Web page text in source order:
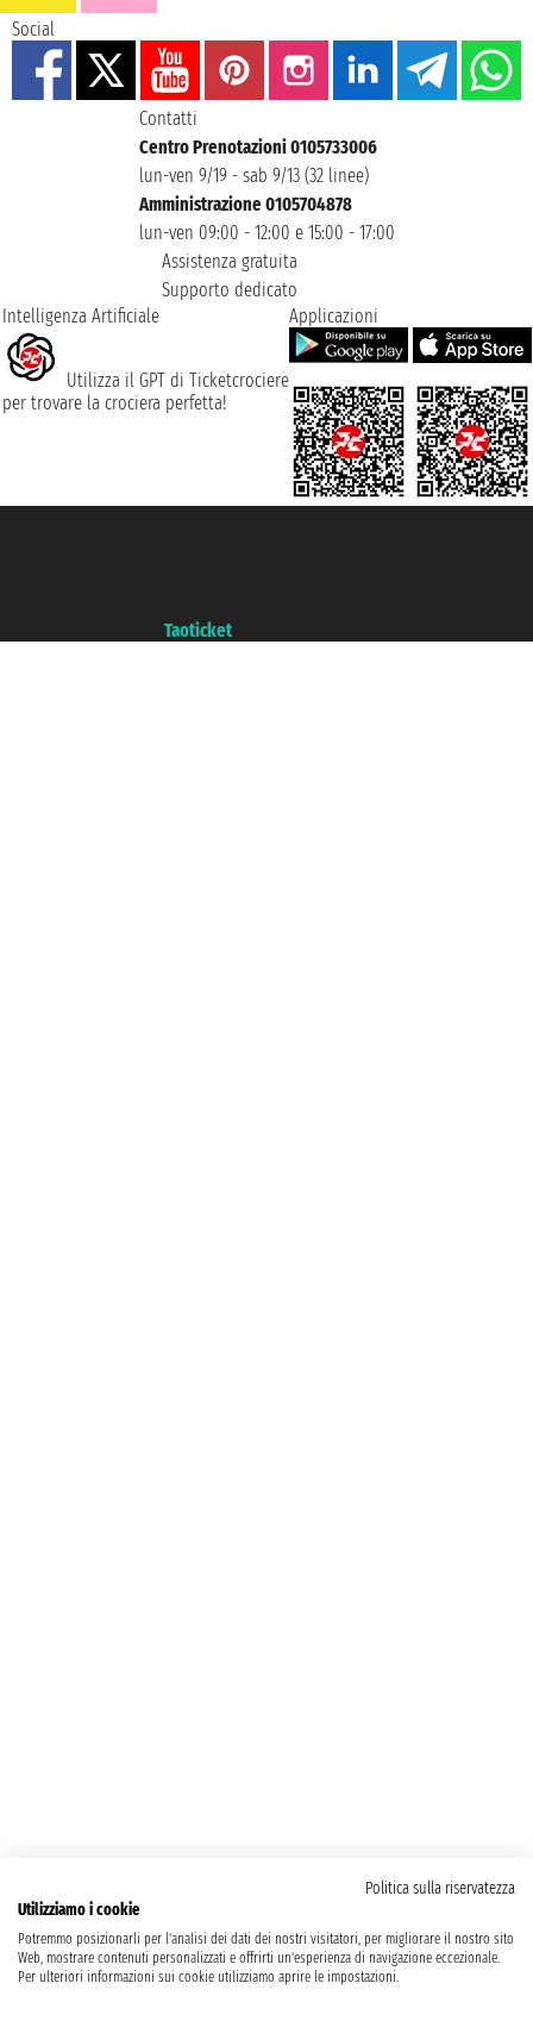
Social
Contatti
Centro Prenotazioni 0105733006
lun-ven 9/19 - sab 9/13 (32 linee)
Amministrazione 0105704878
lun-ven 09:00 - 12:00 e 15:00 - 17:00
Assistenza gratuita
Supporto dedicato
Intelligenza Artificiale
Utilizza il GPT di Ticketcrociere
per trovare la crociera perfetta!
Applicazioni
Taoticket
Politica sulla riservatezza
Utilizziamo i cookie
Potremmo posizionarli per l'analisi dei dati dei nostri visitatori, per migliorare il nostro sito
Web, mostrare contenuti personalizzati e offrirti un'esperienza di navigazione eccezionale.
Per ulteriori informazioni sui cookie utilizziamo aprire le impostazioni.